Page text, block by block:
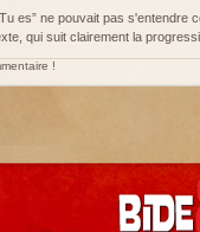
es” ne pouvait pas s'entendre
qui suit clairement la
!